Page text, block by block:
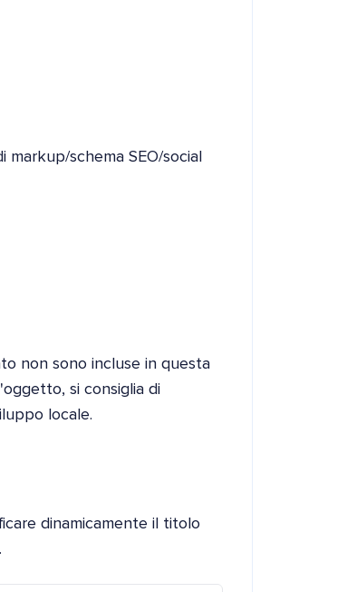
schema SEO/social
non sono incluse in questa
si consiglia di
locale.
dinamicamente il titolo